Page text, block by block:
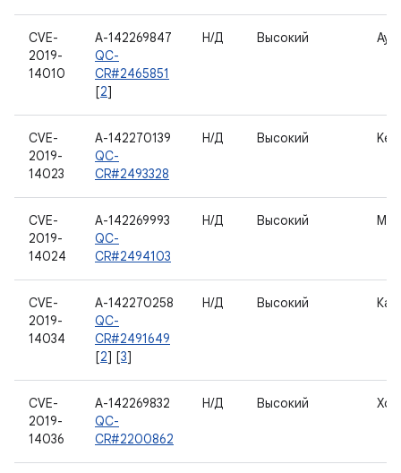
CVE-
2019-
14010
A-142269847
QC-
CR#2465851
[2]
Н/Д Высокий
CVE-
2019-
14023
A-142270139
QC-
CR#2493328
Н/Д Высокий
CVE-
2019-
14024
A-142269993
QC-
CR#2494103
Н/Д Высокий
CVE-
2019-
14034
A-142270258
QC-
CR#2491649
[2] [3]
Н/Д Высокий
CVE-
2019-
14036
A-142269832
QC-
CR#2200862
Н/Д Высокий